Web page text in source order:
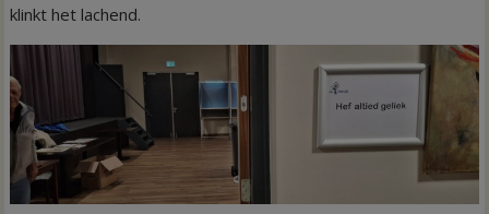
klinkt het lachend.